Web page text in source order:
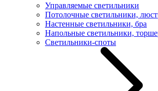
Управляемые светильники
Потолочные светильники,
Настенные светильники, бра
Напольные светильники,
Светильники-споты